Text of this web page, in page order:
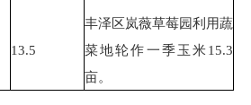
13.5
丰泽区岚薇草莓园利用蔬
菜地轮作一季玉米15.3
亩。